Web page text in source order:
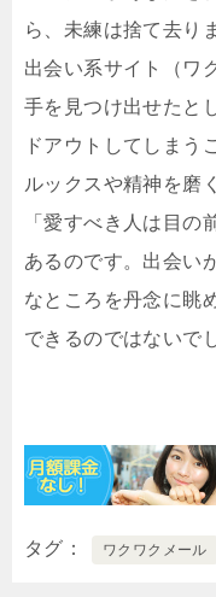
ら、未練は捨て去り
出会い系サイト（ワ
手を見つけ出せたと
ドアウトしてしまう
ルックスや精神を磨
「愛すべき人は目の
あるのです。出会い
なところを丹念に眺
できるのではないで
タグ ワクワクメール